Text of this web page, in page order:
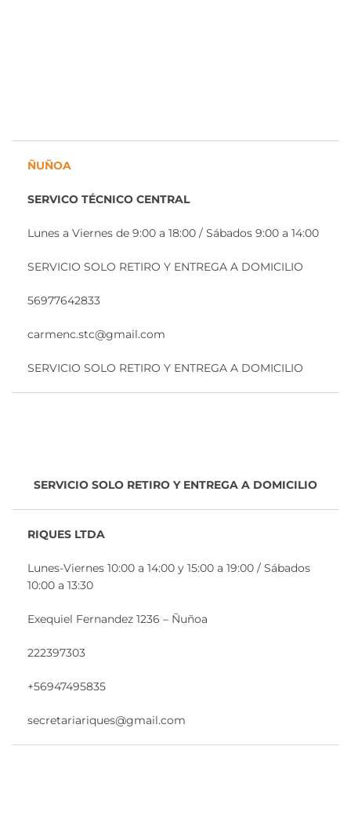
ÑUÑOA
SERVICO TÉCNICO CENTRAL
Lunes a Viernes de 9:00 a 18:00 / Sábados 9:00 a 14:00
SERVICIO SOLO RETIRO Y ENTREGA A DOMICILIO
56977642833
carmenc.stc@gmail.com
SERVICIO SOLO RETIRO Y ENTREGA A DOMICILIO
SERVICIO SOLO RETIRO Y ENTREGA A DOMICILIO
RIQUES LTDA
Lunes-Viernes 10:00 a 14:00 y 15:00 a 19:00 / Sábados
10:00 a 13:30
Exequiel Fernandez 1236 – Ñuñoa
222397303
+56947495835
secretariariques@gmail.com